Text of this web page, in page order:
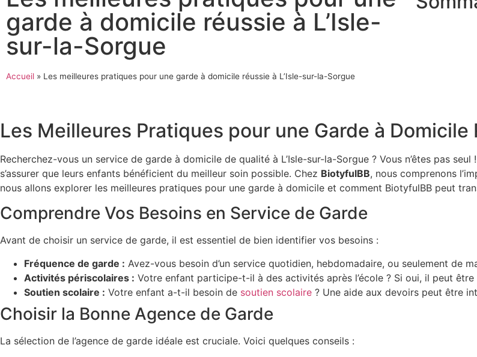
garde à domicile réussie à L’Isle-
sur-la-Sorgue
Accueil » Les meilleures pratiques pour une garde à domicile réussie à L’Isle-sur-la-Sorgue
Les Meilleures Pratiques pour une Garde à Domicile
Recherchez-vous un service de garde à domicile de qualité à L’Isle-sur-la-Sorgue ? Vous n’êtes pas
s’assurer que leurs enfants bénéficient du meilleur soin possible. Chez BiotyfulBB, nous comprenons
nous allons explorer les meilleures pratiques pour une garde à domicile et comment BiotyfulBB peut
Comprendre Vos Besoins en Service de Garde
Avant de choisir un service de garde, il est essentiel de bien identifier vos besoins :
Fréquence de garde : Avez-vous besoin d’un service quotidien, hebdomadaire, ou seulement de
Activités périscolaires : Votre enfant participe-t-il à des activités après l’école ? Si oui, il peut
Soutien scolaire : Votre enfant a-t-il besoin de soutien scolaire ? Une aide aux devoirs peut être
Choisir la Bonne Agence de Garde
La sélection de l’agence de garde idéale est cruciale. Voici quelques conseils :